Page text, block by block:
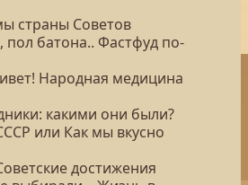
страны Советов
пол батона.. Фастфуд по-
Народная медицина
какими они были?
или Как мы вкусно
достижения